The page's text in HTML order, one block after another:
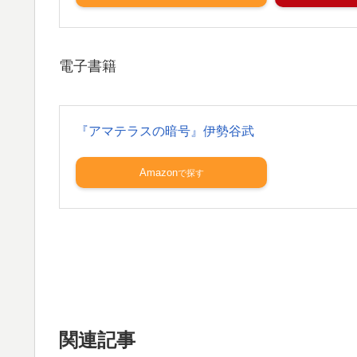
電子書籍
『アマテラスの暗号』伊勢谷武
Amazon
関連記事